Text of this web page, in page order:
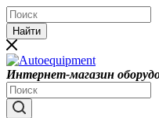
Найти
Интернет-магазин